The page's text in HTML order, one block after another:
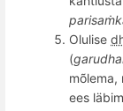
Olulise
(
mõlema,
ees